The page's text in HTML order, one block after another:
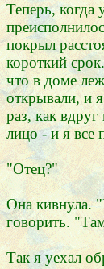
Теперь, когда
покрыл
короткий
что в доме
открывали, и
раз, как
лицо - и я все
"Отец?"
Она кивнула.
говорить.
Так я уехал